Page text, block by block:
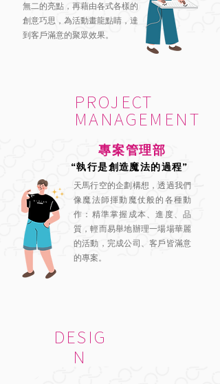
無二的亮點，再藉由各式各樣的
創意巧思，為活動畫龍點睛，達
到客戶滿意的聚眾效果。
PROJECT
MANAGEMENT
專案管理部
“執行是創造魔法的過程”
天馬行空的企劃構想，透過我們
像魔法師揮動魔仗般的各種動
作：精準掌握成本、進度、品
質，輕而易舉地辦理一場場華麗
的活動，完成公司、客戶皆滿意
的專案。
DESIG
N